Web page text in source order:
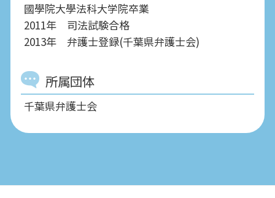
國學院大學法科大学院卒業
2011年 司法試験合格
2013年 弁護士登録(千葉県弁護士会)
所属団体
千葉県弁護士会